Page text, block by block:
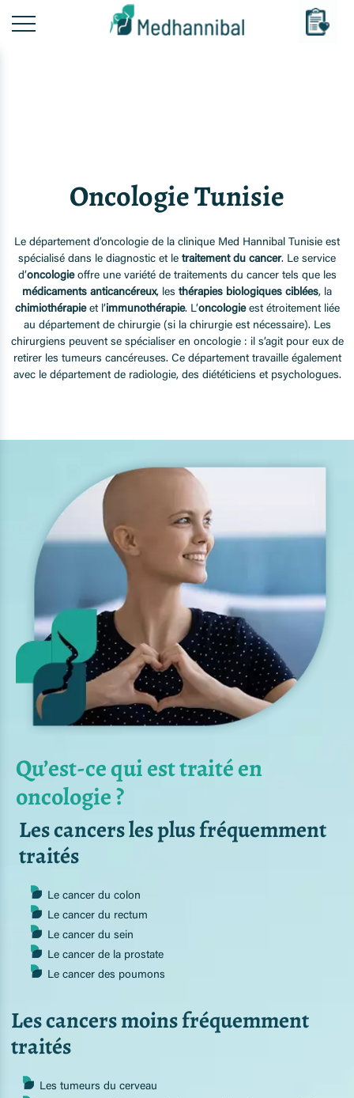
Oncologie Tunisie
Le département d’oncologie de la clinique Med Hannibal Tunisie est
spécialisé dans le diagnostic et le traitement du cancer. Le service
d’oncologieoffre une variété de traitements du cancer tels que les
médicaments anticancéreux, les thérapies biologiques ciblées, la
chimiothérapieet l’immunothérapie. L’oncologieest étroitement liée
au département de chirurgie (si la chirurgie est nécessaire). Les
chirurgiens peuvent se spécialiser en oncologie : il s’agit pour eux de
retirer les tumeurs cancéreuses. Ce département travaille également
avec le département de radiologie, des diététiciens et psychologues.
Qu’est-ce qui est traité en
oncologie ?
Les cancers les plus fréquemment
traités
Le cancer du colon
Le cancer du rectum
Le cancer du sein
Le cancer de la prostate
Le cancer des poumons
Les cancers moins fréquemment
traités
Les tumeurs du cerveau